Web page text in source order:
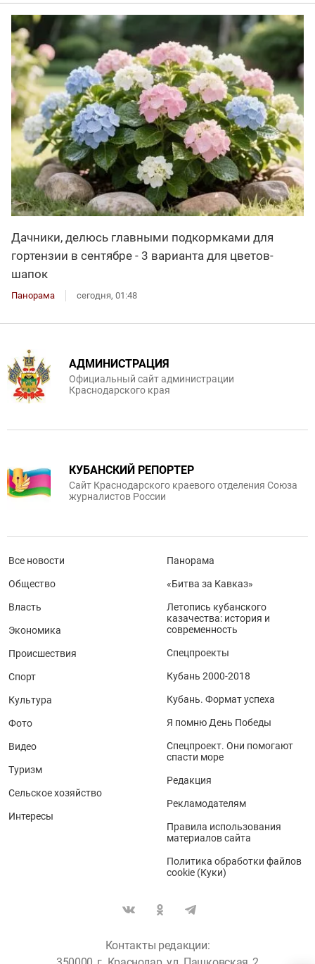
Дачники, делюсь главными подкормками для
гортензии в сентябре - 3 варианта для цветов-
шапок
Панорама сегодня, 01:48
АДМИНИСТРАЦИЯ
Официальный сайт администрации
Краснодарского края
КУБАНСКИЙ РЕПОРТЕР
Сайт Краснодарского краевого отделения Союза
журналистов России
Все новости
Общество
Власть
Экономика
Происшествия
Спорт
Культура
Фото
Видео
Туризм
Сельское хозяйство
Интересы
Панорама
«Битва за Кавказ»
Летопись кубанского
казачества: история и
современность
Спецпроекты
Кубань 2000-2018
Кубань. Формат успеха
Я помню День Победы
Спецпроект. Они помогают
спасти море
Редакция
Рекламодателям
Правила использования
материалов сайта
Политика обработки файлов
cookie (Куки)
Контакты редакции: